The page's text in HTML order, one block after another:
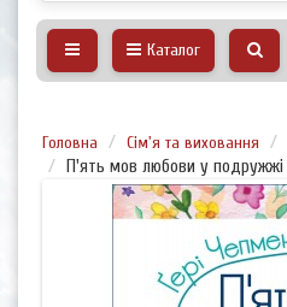
Каталог
Головна Сім'я та виховання
П'ять мов любови у подружжі